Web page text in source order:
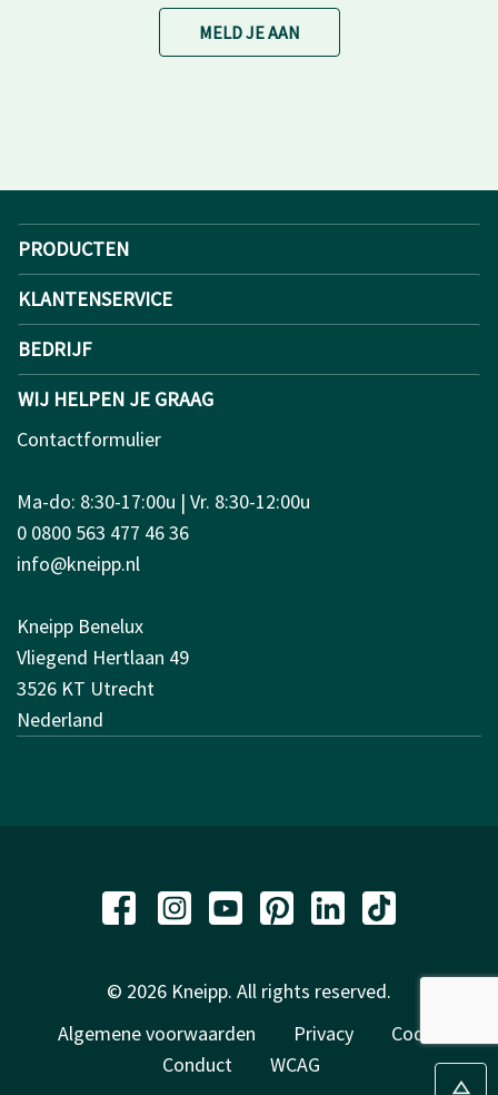
MELD JE AAN
PRODUCTEN
KLANTENSERVICE
BEDRIJF
WIJ HELPEN JE GRAAG
Contactformulier
Ma-do: 8:30-17:00u | Vr. 8:30-12:00u
0 0800 563 477 46 36
info@kneipp.nl
Kneipp Benelux
Vliegend Hertlaan 49
3526 KT Utrecht
Nederland
© 2026 Kneipp. All rights reserved.
Algemene voorwaarden
Privacy
Code of
Conduct
WCAG